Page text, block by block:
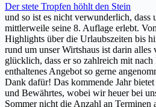
Der stete Tropfen höhlt den Stein
und so ist es nicht verwunderlich, dass
mittlerweile seine 8. Auflage erlebt.
Highlights über die Urlaubszeiten bis
rund um unser Wirtshaus ist darin alles
glücklich, dass er so zahlreich mit
enthaltenes Angebot so gerne
Dank dafür! Das kommende Jahr
und Bewährtes, wobei wir heuer bei
Sommer nicht die Anzahl an